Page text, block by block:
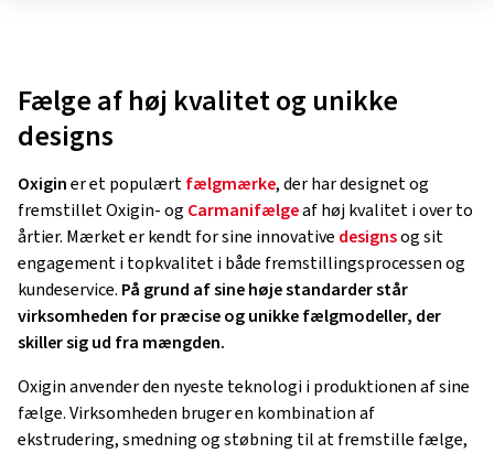
Fælge af høj kvalitet og unikke
designs
Oxiginer et populærtfælgmærke, der har designet og
fremstillet Oxigin- og Carmanifælgeaf høj kvalitet i over to
årtier. Mærket er kendt for sine innovative designsog sit
engagement i topkvalitet i både fremstillingsprocessen og
kundeservice. På grund af sine høje standarder står
virksomheden for præcise og unikke fælgmodeller, der
skiller sig ud fra mængden.
Oxigin anvender den nyeste teknologi i produktionen af sine
fælge. Virksomheden bruger en kombination af
ekstrudering, smedning og støbning til at fremstille fælge,